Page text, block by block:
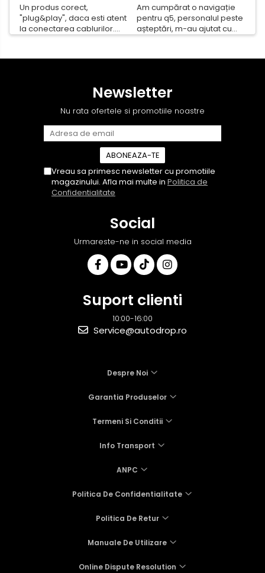
Un produs corect,
"plug&play", daca esti atent
la conectarea cablurilor.
Noroc cu asistenta
prietenoasa si dispusa sa
nu era conectat cablul de
Am cumpărat o navigație
pentru q5, personalul peste
așteptări, m-au ajutat cu
informații foarte prompt
repetate rânduri. Foarte
impecabil, o să revin la ei și
Newsletter
Nu rata ofertele si promotiile noastre
Vreau sa primesc newsletter cu promotiile
magazinului. Afla mai multe in Politica de
Confidentialitate
Social
Urmareste-ne in social media
Suport clienti
10:00-16:00
Service@autodrop.ro
Despre Noi
Garantia Produselor
Termeni Si Conditii
Info Transport
ANPC
Politica De Confidentialitate
Politica De Retur
Manuale De Utilizare
Online Dispute Resolution